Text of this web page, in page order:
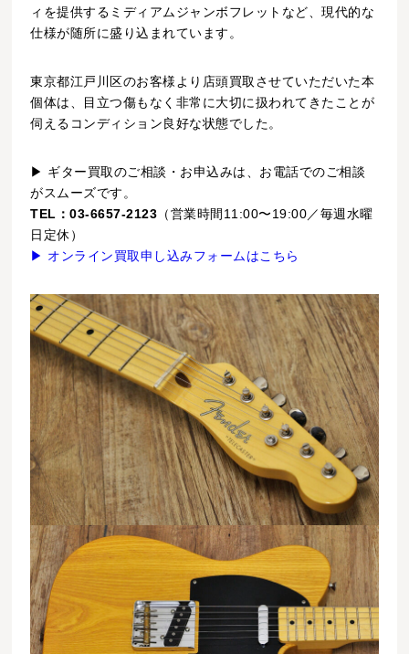
ィを提供するミディアムジャンボフレットなど、現代的な
仕様が随所に盛り込まれています。
東京都江戸川区のお客様より店頭買取させていただいた本
個体は、目立つ傷もなく非常に大切に扱われてきたことが
伺えるコンディション良好な状態でした。
▶ ギター買取のご相談・お申込みは、お電話でのご相談
がスムーズです。
TEL：03-6657-2123 （営業時間11:00〜19:00／毎週水曜
日定休）
▶ オンライン買取申し込みフォームはこちら